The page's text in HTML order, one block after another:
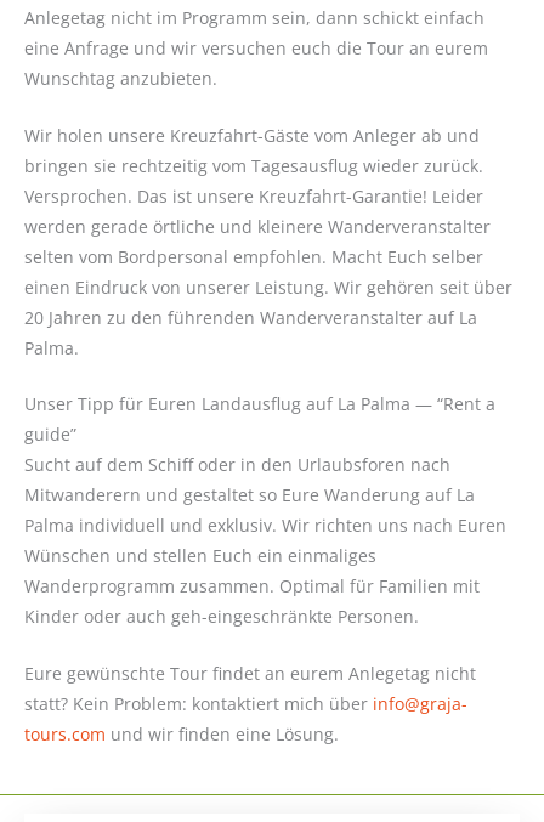
Anlegetag nicht im Programm sein, dann schickt einfach
eine Anfrage und wir versuchen euch die Tour an eurem
Wunschtag anzubieten.
Wir holen unsere Kreuzfahrt-Gäste vom Anleger ab und
bringen sie rechtzeitig vom Tagesausflug wieder zurück.
Versprochen. Das ist unsere Kreuzfahrt-Garantie! Leider
werden gerade örtliche und kleinere Wanderveranstalter
selten vom Bordpersonal empfohlen. Macht Euch selber
einen Eindruck von unserer Leistung. Wir gehören seit über
20 Jahren zu den führenden Wanderveranstalter auf La
Palma.
Unser Tipp für Euren Landausflug auf La Palma — “Rent a
guide”
Sucht auf dem Schiff oder in den Urlaubsforen nach
Mitwanderern und gestaltet so Eure Wanderung auf La
Palma individuell und exklusiv. Wir richten uns nach Euren
Wünschen und stellen Euch ein einmaliges
Wanderprogramm zusammen. Optimal für Familien mit
Kinder oder auch geh-eingeschränkte Personen.
Eure gewünschte Tour findet an eurem Anlegetag nicht
statt? Kein Problem: kontaktiert mich über info@graja-
tours.com und wir finden eine Lösung.